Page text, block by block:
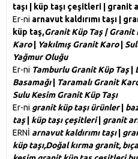
taşı | küp taşı çeşitleri | granit
Er-ni arnavut kaldırımı taşı |
küp taş,Granit Küp Taş|Granit
Karo| Yakılmış Granit Karo|
Yağmur Oluğu
Er-ni Tamburlu Granit Küp Taş|
Basamağı
Taramalı Granit
Sulu Kesim Granit Küp Taşı
Er-ni granit küp taşı ürünler|
taş| küp taşı çeşitleri| granit
ERNİ arnavut kaldırımı taşı|
küp taşı,Doğal kırma granit,